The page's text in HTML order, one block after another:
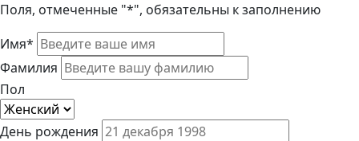
Поля, отмеченные "*", обязательны к заполнению
Имя*
Фамилия
Пол
День рождения